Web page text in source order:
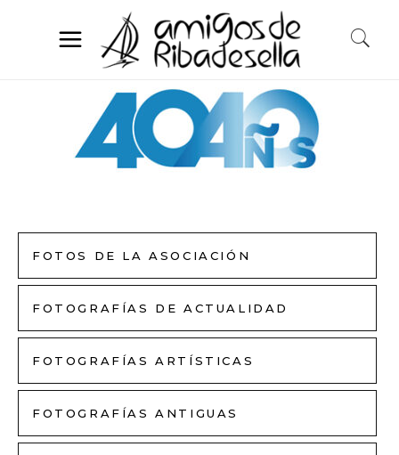
FOTOS DE LA ASOCIACIÓN
FOTOGRAFÍAS DE ACTUALIDAD
FOTOGRAFÍAS ARTÍSTICAS
FOTOGRAFÍAS ANTIGUAS